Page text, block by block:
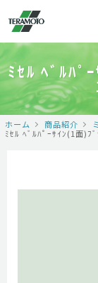
ﾐｾﾙ ﾍﾞﾙﾊﾟ
ホーム 商品紹介
ﾐｾﾙ ﾍﾞﾙﾊﾟｰｻｲﾝ(1面)ﾌ